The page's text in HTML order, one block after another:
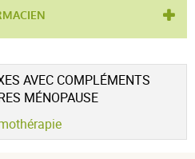
5
AVEC COMPLÉMENTS
MÉNOPAUSE